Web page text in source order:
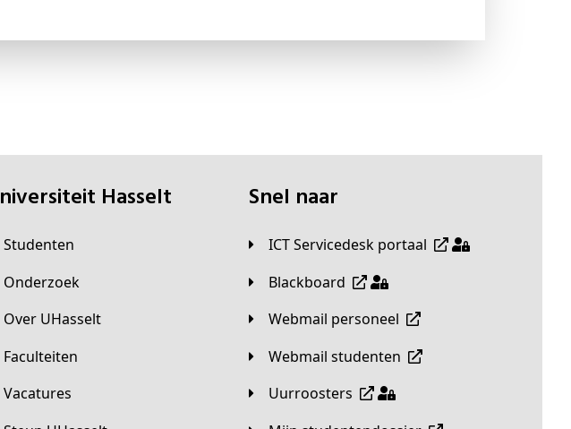
universiteit Hasselt
Studenten
Onderzoek
Over UHasselt
Faculteiten
Vacatures
Snel naar
ICT Servicedesk portaal
Blackboard
Webmail personeel
Webmail studenten
Uurroosters